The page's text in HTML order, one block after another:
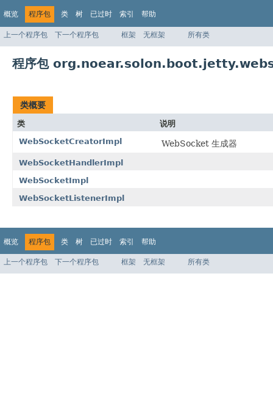
概览 程序包 类 树 已过时 索引 帮助
上一个程序包 下一个程序包 框架 无框架 所有类
程序包
类概要
类
说明
WebSocketCreatorImpl
WebSocket 生成器
WebSocketHandlerImpl
WebSocketImpl
WebSocketListenerImpl
概览 程序包 类 树 已过时 索引 帮助
上一个程序包 下一个程序包 框架 无框架 所有类